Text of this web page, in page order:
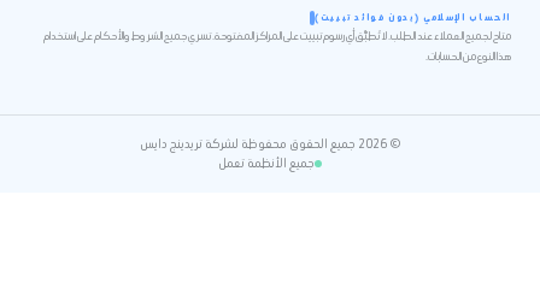
الحساب الإسلامي (بدون فوائد تبييت)
متاح لجميع العملاء عند الطلب. لا تُطبَّق أي رسوم تبييت على المراكز المفتوحة. تسري جميع الشروط والأحكام على استخدام
هذا النوع من الحسابات.
جميع الأنظمة تعمل